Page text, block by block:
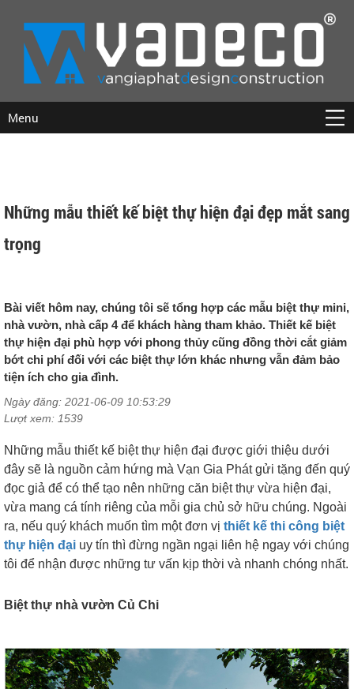
Menu
Những mẫu thiết kế biệt thự hiện đại đẹp mắt sang
trọng
Bài viết hôm nay, chúng tôi sẽ tổng hợp các mẫu biệt thự mini,
nhà vườn, nhà cấp 4 để khách hàng tham khảo. Thiết kế biệt
thự hiện đại phù hợp với phong thủy cũng đồng thời cắt giảm
bớt chi phí đối với các biệt thự lớn khác nhưng vẫn đảm bảo
tiện ích cho gia đình.
Ngày đăng: 2021-06-09 10:53:29
Lượt xem: 1539
Những mẫu thiết kế biệt thự hiện đại được giới thiệu dưới
đây sẽ là nguồn cảm hứng mà Vạn Gia Phát gửi tặng đến quý
đọc giả để có thể tạo nên những căn biệt thự vừa hiện đại,
vừa mang cá tính riêng của mỗi gia chủ sở hữu chúng. Ngoài
ra, nếu quý khách muốn tìm một đơn vị thiết kế thi công biệt
thự hiện đại uy tín thì đừng ngần ngại liên hệ ngay với chúng
tôi để nhận được những tư vấn kịp thời và nhanh chóng nhất.
Biệt thự nhà vườn Củ Chi